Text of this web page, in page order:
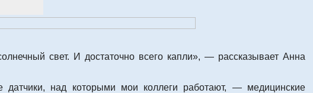
свет. И достаточно всего капли», — рассказывает Анна
над которыми мои коллеги работают, — медицинские